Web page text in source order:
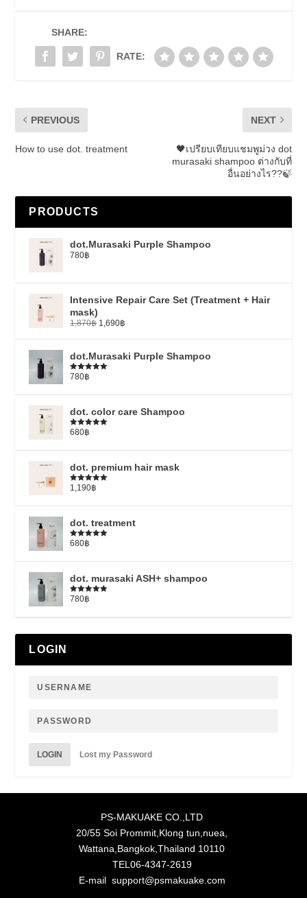
SHARE:
RATE:
PREVIOUS
How to use dot. treatment
NEXT
🖤เปรียบเทียบแชมพูม่วง dot
murasaki shampoo ต่างกับที่
อื่นอย่างไร??🍃
PRODUCTS
dot.Murasaki Purple Shampoo
780฿
Intensive Repair Care Set (Treatment + Hair
mask)
1,870฿ 1,690฿
dot.Murasaki Purple Shampoo
Rated
780฿
dot. color care Shampoo
Rated
680฿
dot. premium hair mask
Rated5.00
1,190฿
dot. treatment
Rated
680฿
dot. murasaki ASH+ shampoo
Rated
780฿
LOGIN
LOGIN Lost my Password
PS-MAKUAKE CO.,LTD
20/55 Soi Prommit,Klong tun,nuea,
Wattana,Bangkok,Thailand 10110
TEL06-4347-2619
E-mail support@psmakuake.com